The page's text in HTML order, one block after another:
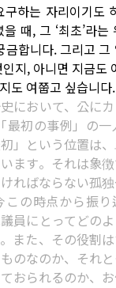
하는 자리이기도
때, 그 ‘최초’라는
합니다. 그리고 그
지, 아니면 지금도
도 여쭙고 싶습니다.
において、公に
最初の事例」の
」という位置は
ます。それは象徴
ればならない孤
の時点から振り
員にとってどの
また、その役割
のなのか、それ
おられるのか、お